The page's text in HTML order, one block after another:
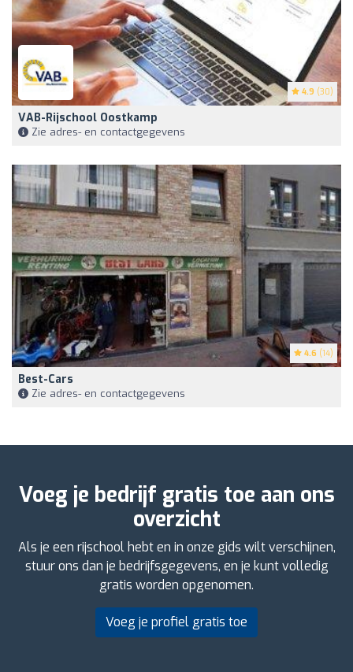
4.9 (30)
VAB-Rijschool Oostkamp
Zie adres- en contactgegevens
4.6 (14)
Best-Cars
Zie adres- en contactgegevens
Voeg je bedrijf gratis toe aan ons
overzicht
Als je een rijschool hebt en in onze gids wilt verschijnen,
stuur ons dan je bedrijfsgegevens, en je kunt volledig
gratis worden opgenomen.
Voeg je profiel gratis toe